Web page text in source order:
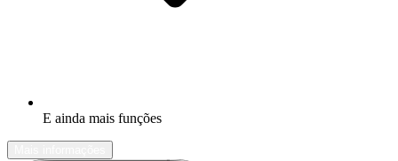
E ainda mais funções